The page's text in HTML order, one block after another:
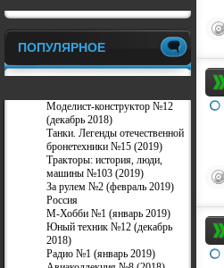
ПОПУЛЯРНОЕ
Моделист-конструктор №12
(декабрь 2018)
Танки. Легенды отечественной
бронетехники №15 (2019)
Тракторы: история, люди,
машины №103 (2019)
За рулем №2 (февраль 2019)
Россия
М-Хобби №1 (январь 2019)
Юный техник №12 (декабрь
2018)
Радио №1 (январь 2019)